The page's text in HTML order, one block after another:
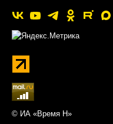
© ИА «Время Н»